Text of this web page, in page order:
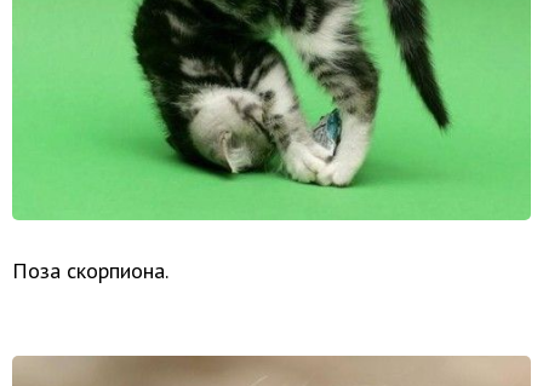
Поза скорпиона.